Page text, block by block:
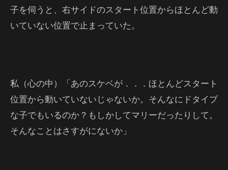
子を伺うと、右サイドのスタート位置からほとんど動
いていない位置で止まっていた。
私（心の中）「あのスケベが．．．ほとんどスタート
位置から動いていないじゃないか。そんなにドタイプ
な子でもいるのか？もしかしてマリーだったりして。
そんなことはさすがにないか」